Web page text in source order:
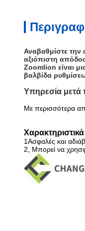
Αναβαθμίστε την
αξιόπιστη
Zoomlion είναι
βαλβίδα
Υπηρεσία
Με περισσότερα
1Ασφαλές και
2, Μπορεί να